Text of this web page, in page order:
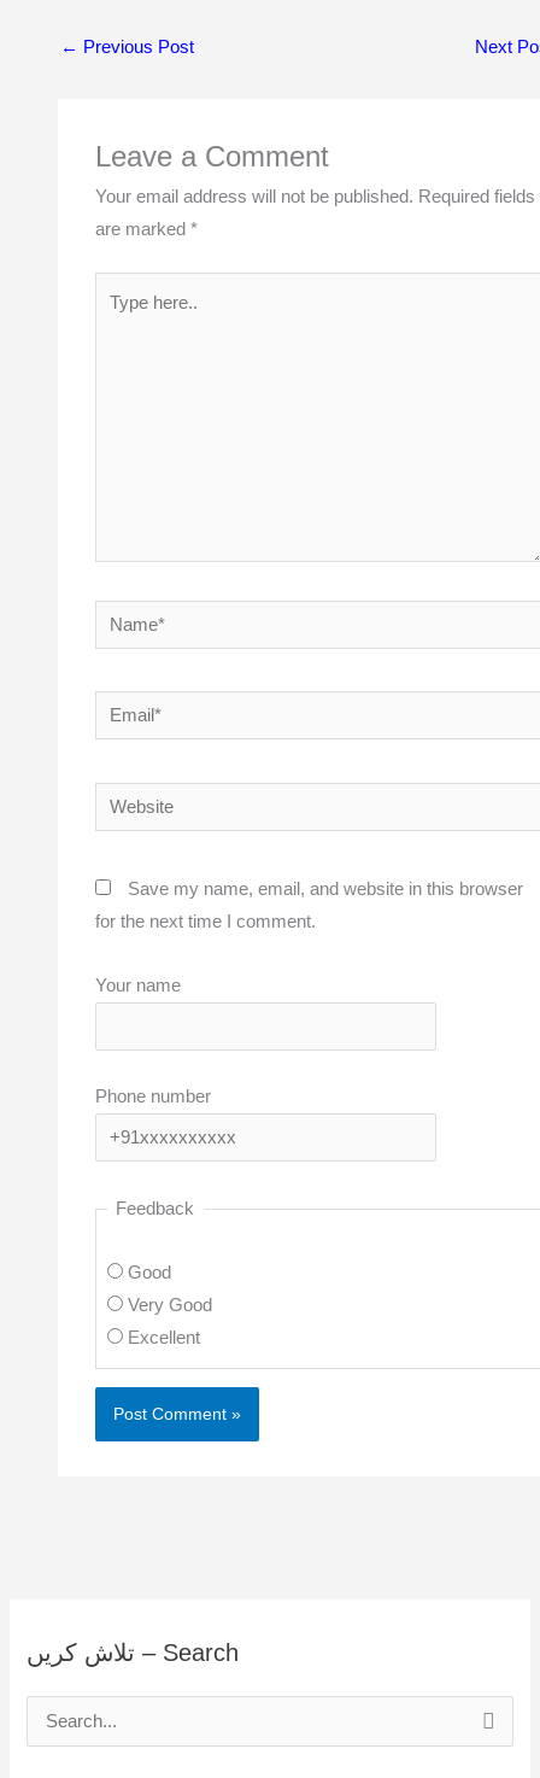
p
t
e
← Previous Post Next
Leave a Comment
Your email address will not be published. Required fields
are marked*
Name*
Email*
Website
Save my name, email, and website in this browser
for the next time I comment.
Your name
Phone number
Feedback
Good
Very Good
Excellent
تلاش کریں – Search